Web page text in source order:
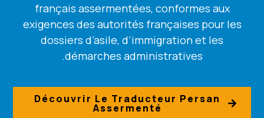
français assermentées, conformes aux
exigences des autorités françaises pour les
dossiers d’asile, d’immigration et les
démarches administratives.
Découvrir Le Traducteur Persan
Assermenté